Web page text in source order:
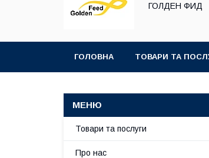
ГОЛДЕН ФИД
ГОЛОВНА ТОВАРИ ТА
Товари та послуги
Про нас